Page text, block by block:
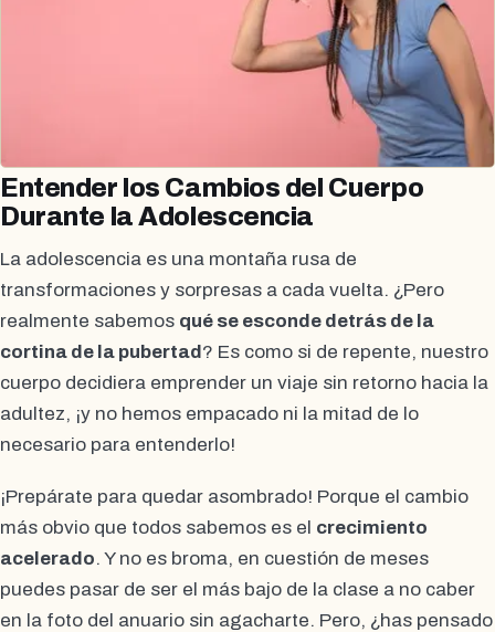
Entender los Cambios del Cuerpo
Durante la Adolescencia
La adolescencia es una montaña rusa de
transformaciones y sorpresas a cada vuelta. ¿Pero
realmente sabemos qué se esconde detrás de la
cortina de la pubertad? Es como si de repente, nuestro
cuerpo decidiera emprender un viaje sin retorno hacia la
adultez, ¡y no hemos empacado ni la mitad de lo
necesario para entenderlo!
¡Prepárate para quedar asombrado! Porque el cambio
más obvio que todos sabemos es el crecimiento
acelerado. Y no es broma, en cuestión de meses
puedes pasar de ser el más bajo de la clase a no caber
en la foto del anuario sin agacharte. Pero, ¿has pensado